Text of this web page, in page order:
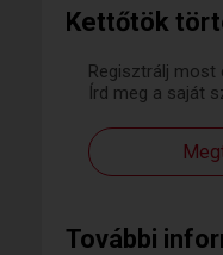
Kettőtök
Regisztrálj most
Írd meg a saját
További